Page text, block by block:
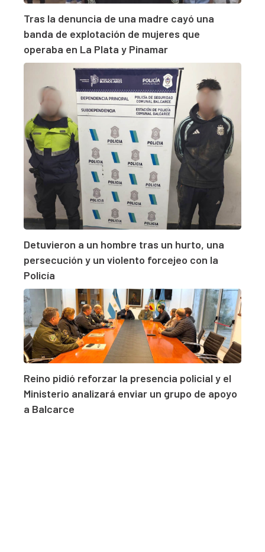
Tras la denuncia de una madre cayó una
banda de explotación de mujeres que
operaba en La Plata y Pinamar
Detuvieron a un hombre tras un hurto, una
persecución y un violento forcejeo con la
Policía
Reino pidió reforzar la presencia policial y el
Ministerio analizará enviar un grupo de apoyo
a Balcarce